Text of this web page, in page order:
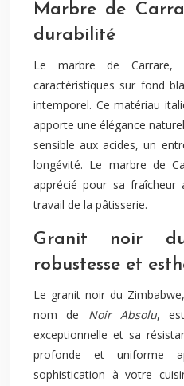
Marbre de
durabilité
Le marbre de Carrare,
caractéristiques sur fond
intemporel. Ce matériau
apporte une élégance
sensible aux acides, un
longévité. Le marbre de
apprécié pour sa
travail de la pâtisserie.
Granit noir
robustesse et
Le granit noir du
nom de Noir Absolu,
exceptionnelle et sa
profonde et uniforme
sophistication à votre